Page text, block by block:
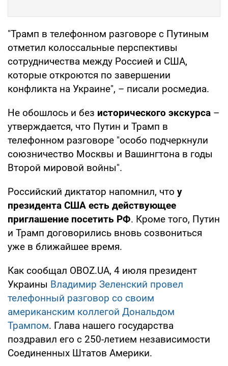
"Трамп в телефонном разговоре с Путиным
отметил колоссальные перспективы
сотрудничества между Россией и США,
которые откроются по завершении
конфликта на Украине", – писали росмедиа.
Не обошлось и без исторического экскурса –
утверждается, что Путин и Трамп в
телефонном разговоре "особо подчеркнули
союзничество Москвы и Вашингтона в годы
Второй мировой войны".
Российский диктатор напомнил, что у
президента США есть действующее
приглашение посетить РФ. Кроме того, Путин
и Трамп договорились вновь созвониться
уже в ближайшее время.
Как сообщал OBOZ.UA, 4 июля президент
Украины Владимир Зеленский провел
телефонный разговор со своим
американским коллегой Дональдом
Трампом. Глава нашего государства
поздравил его с 250-летием независимости
Соединенных Штатов Америки.